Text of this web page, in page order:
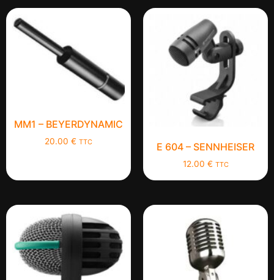
MM1 – BEYERDYNAMIC
20.00 € TTC E 604 – SENNHEISER
12.00 € TTC